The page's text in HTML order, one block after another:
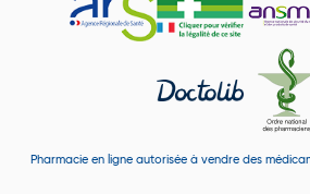
Pharmacie en ligne autorisée à vendre des